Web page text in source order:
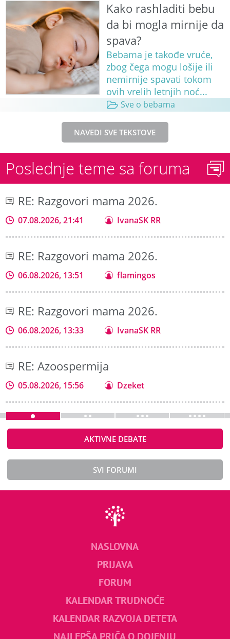
Kako rashladiti bebu
da bi mogla mirnije da
spava?
Bebama je takođe vruće,
zbog čega mogu lošije ili
nemirnije spavati tokom
ovih vrelih letnjih noć...
Sve o bebama
NAVEDI SVE TEKSTOVE
Poslednje teme sa foruma
RE: Razgovori mama 2026.
07.08.2026, 21:41 IvanaSK RR
RE: Razgovori mama 2026.
06.08.2026, 13:51 flamingos
RE: Razgovori mama 2026.
06.08.2026, 13:33 IvanaSK RR
RE: Azoospermija
05.08.2026, 15:56 Dzeket
AKTIVNE DEBATE
SVI FORUMI
NASLOVNA
PRIJAVA
FORUM
KALENDAR TRUDNOĆE
KALENDAR RAZVOJA DETETA
NAJLEPŠA PRIČA O DOJENJU